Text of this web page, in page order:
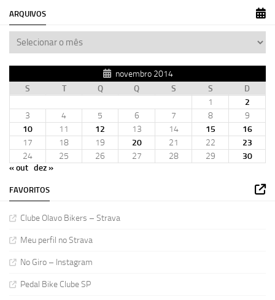
ARQUIVOS
novembro 2014
S
T Q Q S S
D
1
2
3
4 5 6 7 8
9
10
11 12 13 14 15
16
17
18 19 20 21 22
23
24
25 26 27 28 29
30
« out dez »
FAVORITOS
Clube Olavo Bikers – Strava
Meu perfil no Strava
No Giro – Instagram
Pedal Bike Clube SP